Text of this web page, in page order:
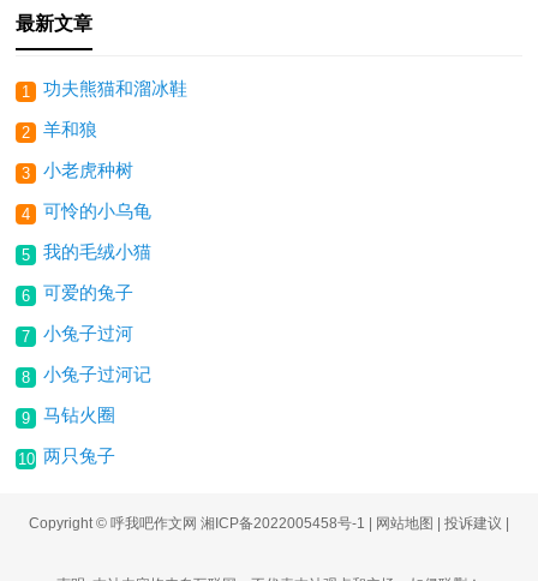
最新文章
1 功夫熊猫和溜冰鞋
2 羊和狼
3 小老虎种树
4 可怜的小乌龟
5 我的毛绒小猫
6 可爱的兔子
7 小兔子过河
8 小兔子过河记
9 马钻火圈
10 两只兔子
Copyright © 呼我吧作文网 湘ICP备2022005458号-1 网站地图 投诉建议